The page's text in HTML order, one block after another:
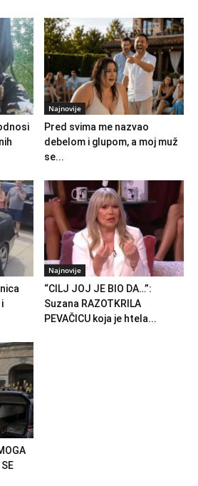
Najnovije
Pred svima me nazvao
debelom i glupom, a moj muž
se...
Najnovije
“CILJ JOJ JE BIO DA…”:
Suzana RAZOTKRILA
PEVAČICU koja je htela...